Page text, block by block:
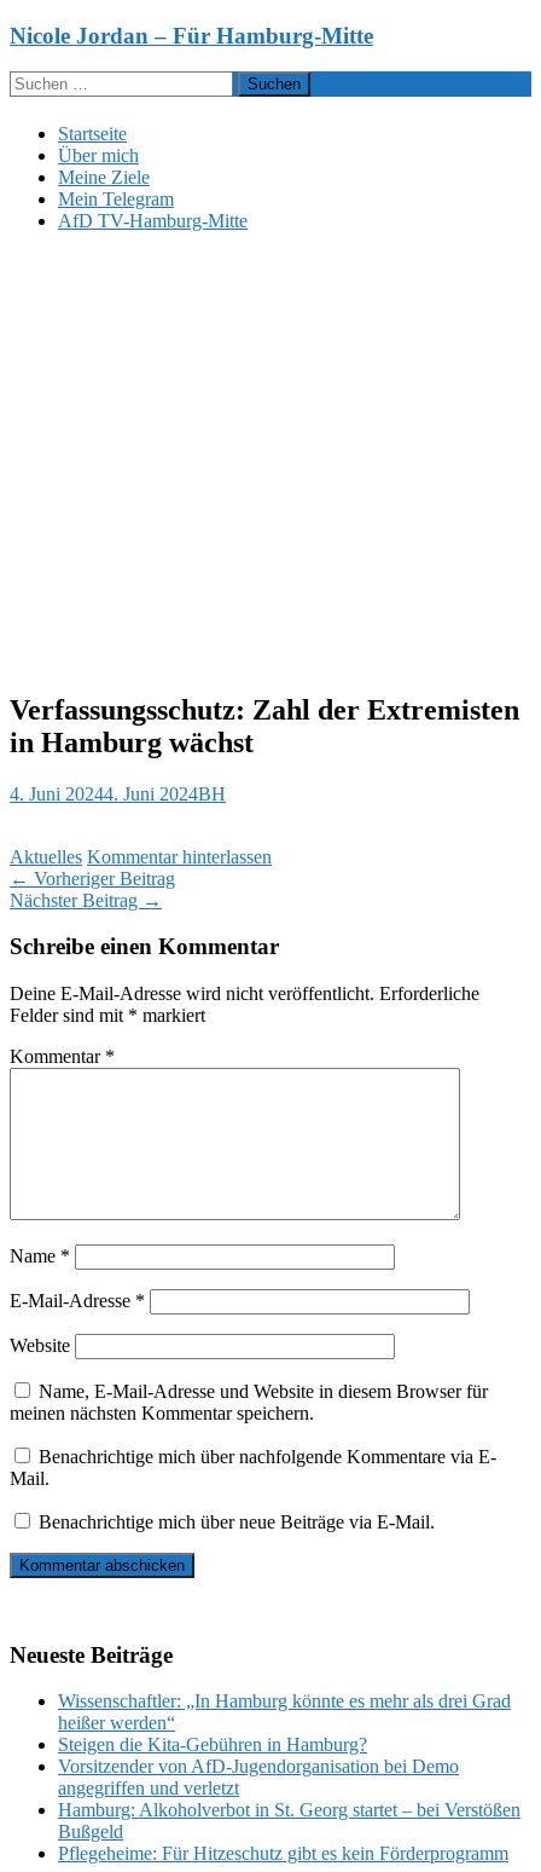
Zum
springen
Nicole Jordan – Für Hamburg-Mitte
Suchen
nach:
Startseite
Über mich
Meine Ziele
Mein Telegram
AfD TV-Hamburg-Mitte
Verfassungsschutz: Zahl der Extremisten
in Hamburg wächst
4. Juni 20244. Juni 2024BH
Aktuelles Kommentar hinterlassen
Beitragsnavigation
← Vorheriger Beitrag
Nächster Beitrag →
Schreibe einen Kommentar
Deine E-Mail-Adresse wird nicht veröffentlicht. Erforderliche
Felder sind mit * markiert
Kommentar *
Name *
E-Mail-Adresse *
Website
Name, E-Mail-Adresse und Website in diesem Browser für
meinen nächsten Kommentar speichern.
Benachrichtige mich über nachfolgende Kommentare via E-
Mail.
Benachrichtige mich über neue Beiträge via E-Mail.
Neueste Beiträge
Wissenschaftler: „In Hamburg könnte es mehr als drei Grad
heißer werden“
Steigen die Kita-Gebühren in Hamburg?
Vorsitzender von AfD-Jugendorganisation bei Demo
angegriffen und verletzt
Hamburg: Alkoholverbot in St. Georg startet – bei Verstößen
Bußgeld
Pflegeheime: Für Hitzeschutz gibt es kein Förderprogramm